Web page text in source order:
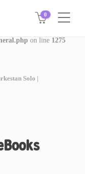
in
on line 1275
0
Solo |